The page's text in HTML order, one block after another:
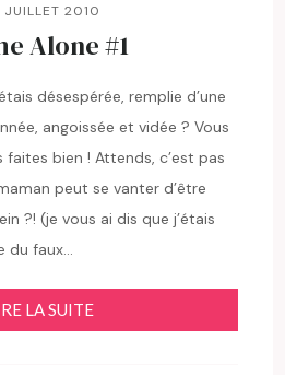
2010
Alone #1
désespérée, remplie d’une
angoissée et vidée ? Vous
faites bien ! Attends, c’est pas
peut se vanter d’être
?! (je vous ai dis que j’étais
du faux…
LA SUITE